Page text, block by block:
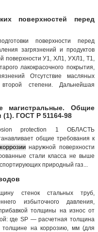
поверхностей перед
поверхности перед
загрязнений и продуктов
поверхности У1, ХЛ1, УХЛ1, T1,
лакокрасочного покрытия,
Отсутствие масляных
степени. Дальнейшая
магистральные. Общие
(1). ГОСТ Р 51164-98
protection 1 ОБЛАСТЬ
общие требования к
коррозиинаружной поверхности
стали класса не выше
природный газ...
стенок стальных труб,
избыточного давления,
толщины на износ от
где SР — расчетная толщина
на коррозию, мм (для